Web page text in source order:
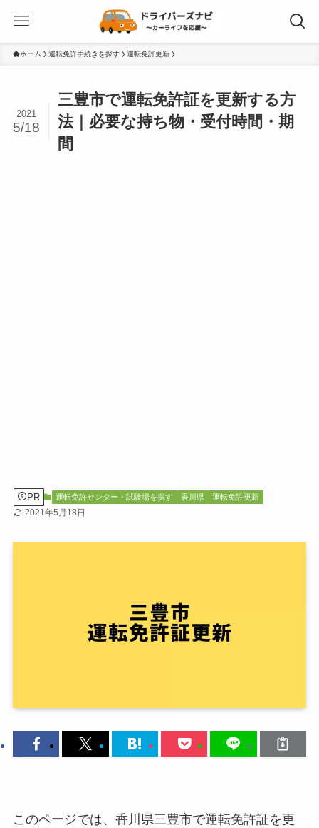
ホーム 運転免許手続きを探す 運転免許更新
三豊市で運転免許証を更新する方
法｜必要な持ち物・受付時間・期
間
2021
5/18
PR 運転免許センター・試験場を探す 香川県 運転免許更新
2021年5月18日
このページでは、香川県三豊市で運転免許証を更